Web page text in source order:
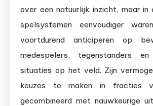
over een natuurlijk inzicht, maar in
spelsystemen eenvoudiger
voortdurend anticiperen op
medespelers, tegenstanders en
situaties op het veld. Zijn
keuzes te maken in fracties
gecombineerd met nauwkeurige